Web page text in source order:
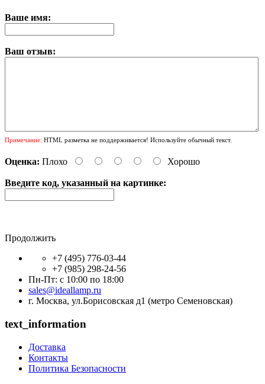
Ваше имя:
Ваш отзыв:
Примечание: HTML разметка не поддерживается! Используйте обычный текст.
Оценка: Плохо Хорошо
Введите код, указанный на картинке:
Продолжить
+7 (495) 776-03-44
+7 (985) 298-24-56
Пн-Пт: с 10:00 по 18:00
sales@ideallamp.ru
г. Москва, ул.Борисовская д1 (метро Семеновская)
text_information
Доставка
Контакты
Политика Безопасности